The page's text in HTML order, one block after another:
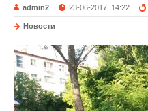
admin2 23-06-2017, 14:22
Новости